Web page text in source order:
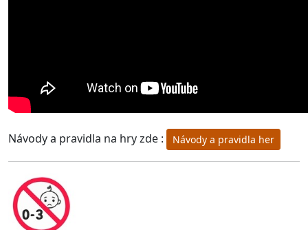
Návody a pravidla na hry zde : Návody a pravidla her